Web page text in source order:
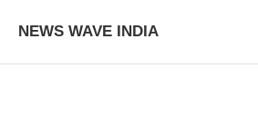
NEWS WAVE INDIA